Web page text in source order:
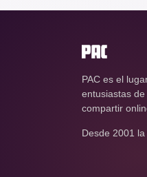
PAC es el
entusiastas
compartir
Desde 2001 la